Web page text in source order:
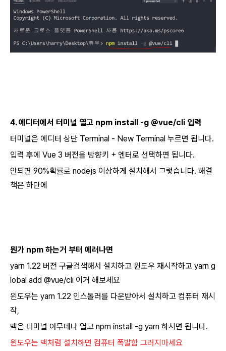
4. 에디터에서 터미널 열고 npm install -g @vue/cli 입력
터미널은 에디터 상단 Terminal - New Terminal 누르면 됩니다.
입력 후에 Vue 3 버전을 방향키 + 엔터로 선택하면 됩니다.
안되면 90%확률로 nodejs 이상하게 설치해서 그렇습니다. 해결
책은 하단에
뭔가 npm 하는거 부터 에러나면
yarn 1.22 버전 구글검색해서 설치하고 윈도우 재시작하고 yarn g
lobal add @vue/cli 이거 해보세요
윈도우는 yarn 1.22 인스톨러를 다운받아서 설치하고 컴퓨터 재시
작,
맥은 터미널 아무데나 열고 npm install -g yarn 하시면 됩니다.
윈도우는 맥처럼 설치하면 컴퓨터 폭발함 그러지마세요